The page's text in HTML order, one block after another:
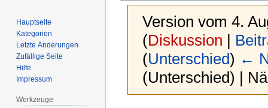
Version vom 4.
(Diskussion |
(Unterschied) ←
(Unterschied) |
Hauptseite
Kategorien
Letzte Änderungen
Zufällige Seite
Hilfe
Impressum
Werkzeuge